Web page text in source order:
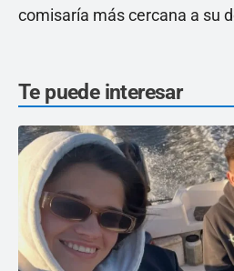
comisaría más cercana a su
Te puede interesar